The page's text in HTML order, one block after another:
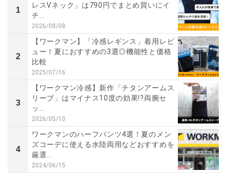
1
レスVネック」は790円でまとめ買いにイ
チ...
2026/08/08
2
【ワークマン】「冷感レギンス」着用レビ
ュー！夏におすすめの3選◎機能性と価格
比較
2025/07/16
3
【ワークマン冷感】新作「チタンアームス
リーブ」はマイナス10度の効果!?両腕セ
ッ...
2026/05/10
4
ワークマンのハーフパンツ4選！夏のメン
ズコーデに使える水陸両用などおすすめを
厳選...
2024/06/15